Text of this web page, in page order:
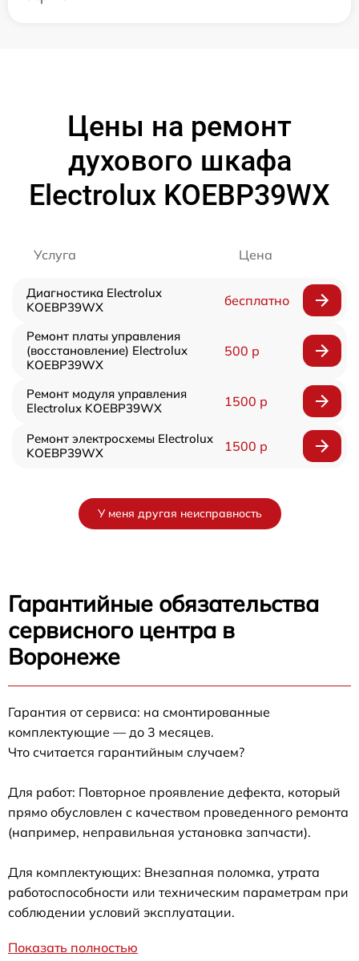
Цены на ремонт
духового шкафа
Electrolux KOEBP39WX
Услуга Цена
Диагностика Electrolux
KOEBP39WX
бесплатно
Ремонт платы управления
(восстановление) Electrolux
KOEBP39WX
500 р
Ремонт модуля управления
Electrolux KOEBP39WX
1500 р
Ремонт электросхемы Electrolux
KOEBP39WX
1500 р
У меня другая неисправность
Гарантийные обязательства
сервисного центра в
Воронеже
Гарантия от сервиса: на смонтированные
комплектующие — до 3 месяцев.
Что считается гарантийным случаем?
Для работ: Повторное проявление дефекта, который
прямо обусловлен с качеством проведенного ремонта
(например, неправильная установка запчасти).
Для комплектующих: Внезапная поломка, утрата
работоспособности или техническим параметрам при
соблюдении условий эксплуатации.
Показать полностью